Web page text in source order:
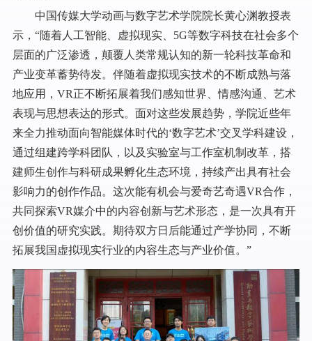
中国传媒大学动画与数字艺术学院院长黄心渊教授表
示，“随着人工智能、虚拟现实、5G等数字科技在社会多个
层面的广泛渗透，颠覆人类常规认知的新一轮科技革命和
产业变革蓄势待发。伴随着虚拟现实技术的不断成熟与落
地应用，VR正不断拓展着我们感知世界、情感沟通、艺术
表现与思想表达的形式。面对这些发展趋势，学院近些年
来全力推动面向智能媒体时代的‘数字艺术’交叉学科建设，
通过组建跨学科团队，以及实验室与工作室机制改革，搭
建师生创作与科研成果孵化生态环境，持续产出具有社会
影响力的创作作品。这次能有机会与爱奇艺奇遇VR合作，
共同探索VR媒介中的内容创新与艺术形态，是一次具有开
创价值的研究实践。期待双方日后能通过产学协同，不断
拓展我国虚拟现实行业的内容生态与产业价值。”